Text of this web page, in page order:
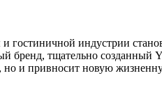
гостиничной индустрии
бренд, тщательно созданный
но и привносит новую